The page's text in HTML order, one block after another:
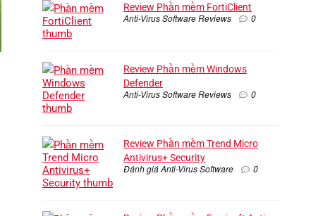
Review Phần mềm FortiClient
Anti-Virus Software Reviews 0
Review Phần mềm Windows
Defender
Anti-Virus Software Reviews 0
Review Phần mềm Trend Micro
Antivirus+ Security
Đánh giá Anti-Virus Software 0